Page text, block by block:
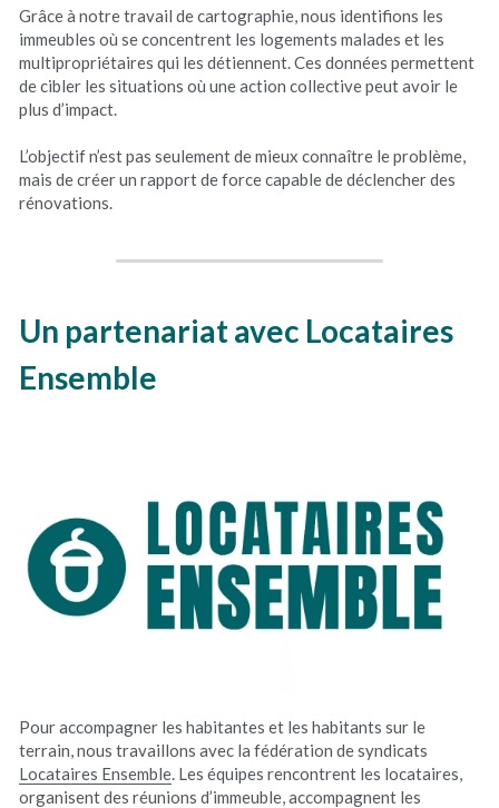
Grâce à notre travail de cartographie, nous identifions les
immeubles où se concentrent les logements malades et les
multipropriétaires qui les détiennent. Ces données permettent
de cibler les situations où une action collective peut avoir le
plus d’impact.
L’objectif n’est pas seulement de mieux connaître le problème,
mais de créer un rapport de force capable de déclencher des
rénovations.
Un partenariat avec Locataires
Ensemble
Pour accompagner les habitantes et les habitants sur le
Locataires Ensemble. Les équipes rencontrent les locataires,
organisent des réunions d’immeuble, accompagnent les